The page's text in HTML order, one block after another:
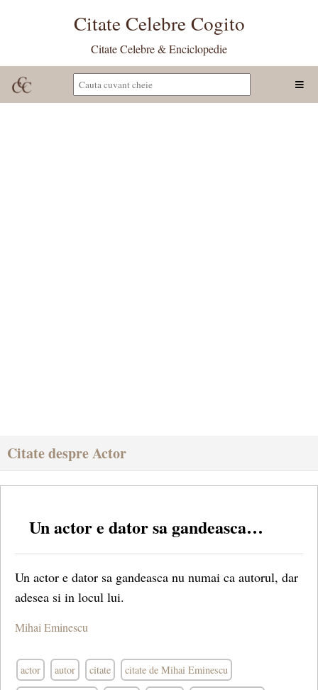
Citate Celebre Cogito
Citate Celebre & Enciclopedie
Citate despre Actor
Un actor e dator sa gandeasca…
Un actor e dator sa gandeasca nu numai ca autorul, dar
adesea si in locul lui.
Mihai Eminescu
actor autor citate citate de Mihai Eminescu